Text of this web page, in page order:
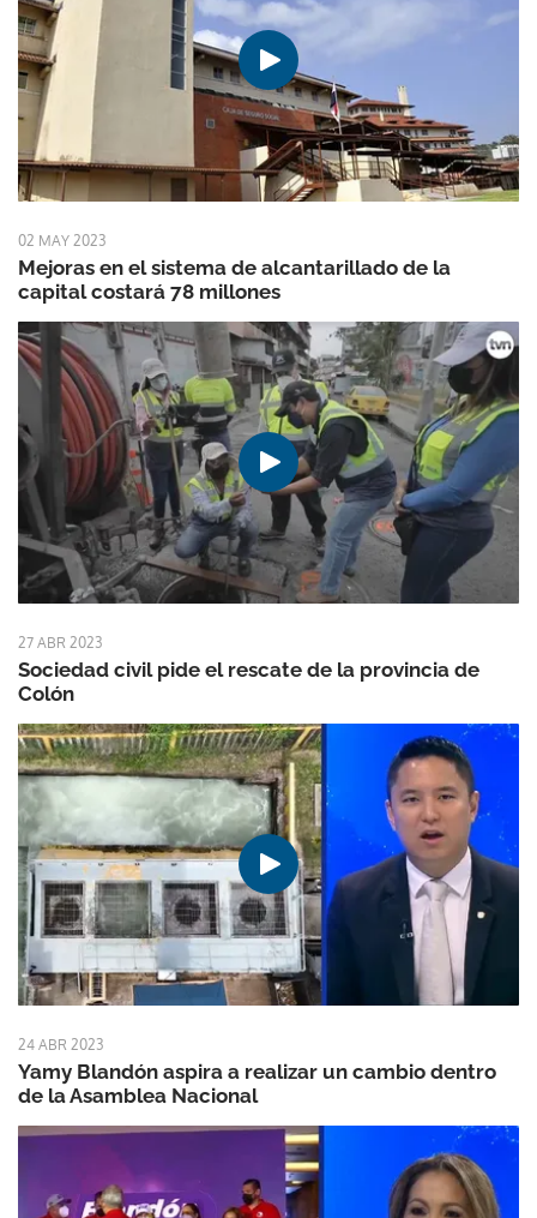
02 MAY 2023
Mejoras en el sistema de alcantarillado de la
capital costará 78 millones
27 ABR 2023
Sociedad civil pide el rescate de la provincia de
Colón
24 ABR 2023
Yamy Blandón aspira a realizar un cambio dentro
de la Asamblea Nacional